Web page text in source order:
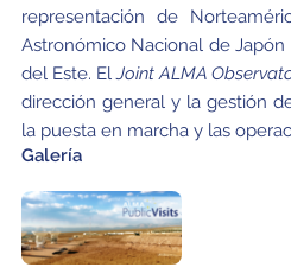
representación de
Astronómico Nacional de
del Este. ElJoint ALMA
dirección general y la gestión
la puesta en marcha y las
Galería